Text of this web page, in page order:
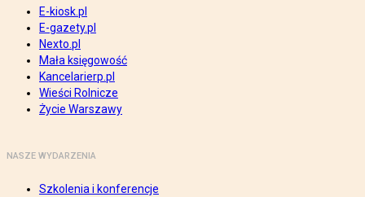
E-kiosk.pl
E-gazety.pl
Nexto.pl
Mała księgowość
Kancelarierp.pl
Wieści Rolnicze
Życie Warszawy
NASZE WYDARZENIA
Szkolenia i konferencje